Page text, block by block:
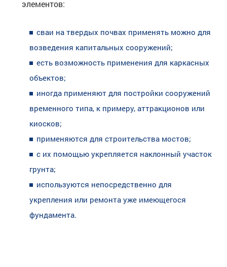
элементов:
сваи на твердых почвах применять можно для
возведения капитальных сооружений;
есть возможность применения для каркасных
объектов;
иногда применяют для постройки сооружений
временного типа, к примеру, аттракционов или
киосков;
применяются для строительства мостов;
с их помощью укрепляется наклонный участок
грунта;
используются непосредственно для
укрепления или ремонта уже имеющегося
фундамента.